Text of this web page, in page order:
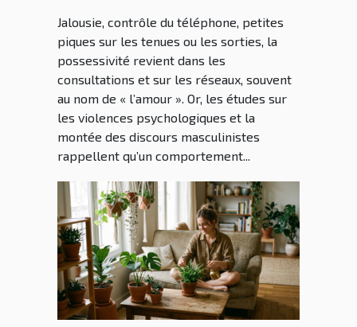
Jalousie, contrôle du téléphone, petites
piques sur les tenues ou les sorties, la
possessivité revient dans les
consultations et sur les réseaux, souvent
au nom de « l’amour ». Or, les études sur
les violences psychologiques et la
montée des discours masculinistes
rappellent qu’un comportement...